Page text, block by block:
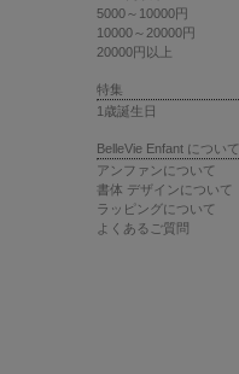
5000～10000円
10000～20000円
20000円以上
特集
1歳誕生日
BelleVie Enfant について
アンファンについて
書体 デザインについて
ラッピングについて
よくあるご質問